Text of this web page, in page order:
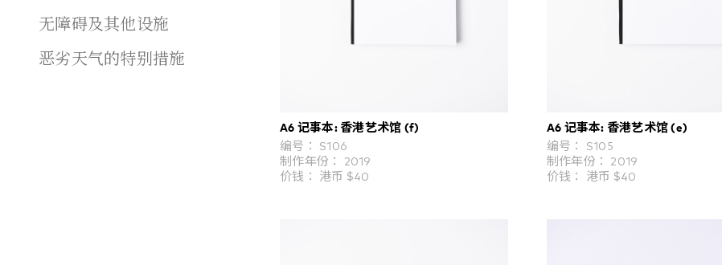
无障碍及其他设施
恶劣天气的特别措施
A6 记事本: 香港艺术馆 (f)
编号： S106
制作年份： 2019
价钱： 港币 $40
A6 记事本: 香港艺术馆 (e)
编号： S105
制作年份： 2019
价钱： 港币 $40